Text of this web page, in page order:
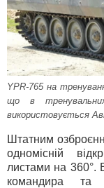
YPR-765 на
що в
використовується
Штатним
одномісній
листами на 360°.
командира та